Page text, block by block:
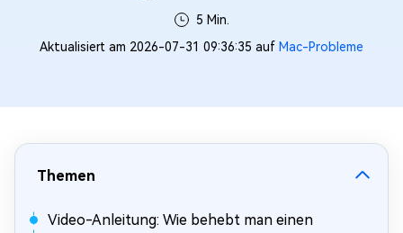
5 Min.
Aktualisiert am 2026-07-31 09:36:35 auf Mac-Probleme
Themen
Video-Anleitung: Wie behebt man einen